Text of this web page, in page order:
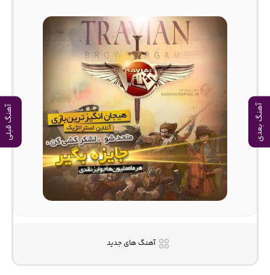
آهنگ بعدی آهنگ قبلی
آهنگ های جدید